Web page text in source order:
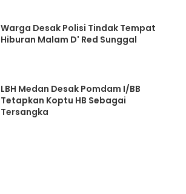
Warga Desak Polisi Tindak Tempat
Hiburan Malam D' Red Sunggal
LBH Medan Desak Pomdam I/BB
Tetapkan Koptu HB Sebagai
Tersangka